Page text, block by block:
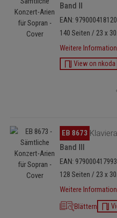
Band II
EAN:
140 Seiten / 23 x
Weitere
View on nkoda
Bildergalerie überspringen
EB 8673
Band III
EAN:
128 Seiten / 23 x
Weitere
Blättern